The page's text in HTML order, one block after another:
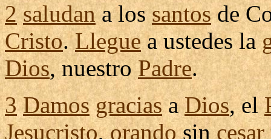
2 saludana lossantosde
Cristo.Lleguea ustedes la
Dios, nuestroPadre.
3 Damos graciasaDios, el
Jesucristo,orandosincesar